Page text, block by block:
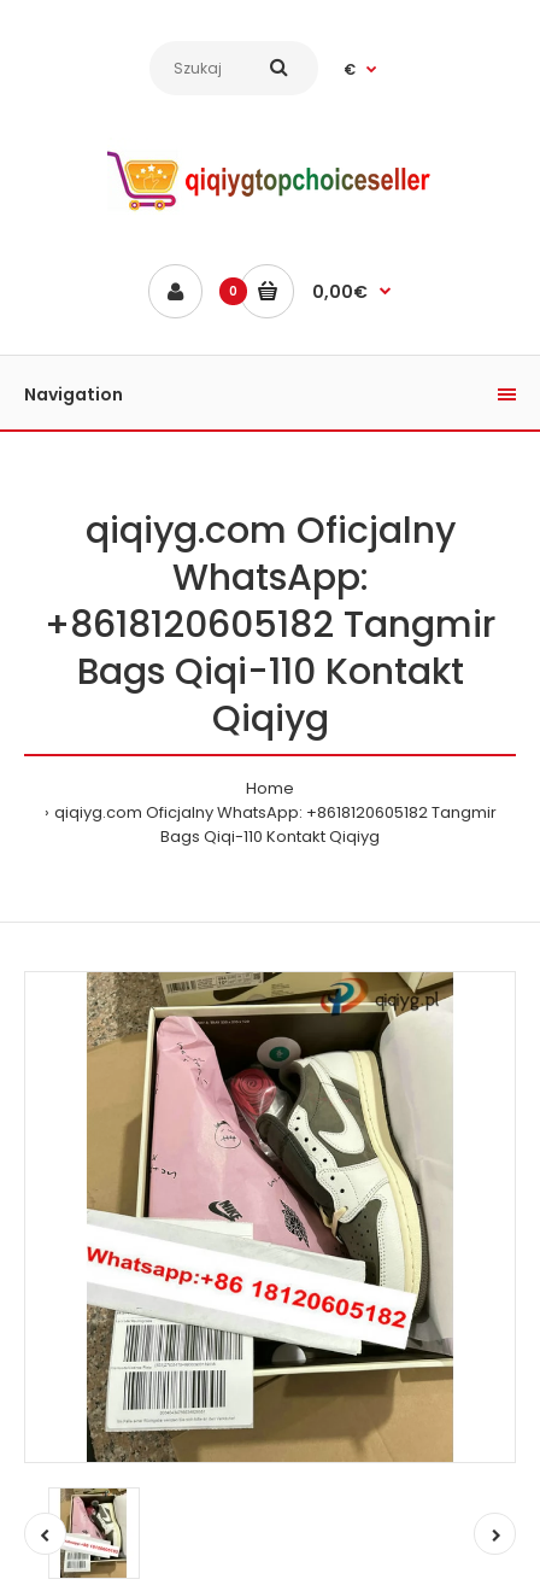
€
0 0,00€
Navigation
qiqiyg.com Oficjalny
WhatsApp:
+8618120605182 Tangmir
Bags Qiqi-110 Kontakt
Qiqiyg
Home
qiqiyg.com Oficjalny WhatsApp: +8618120605182 Tangmir
Bags Qiqi-110 Kontakt Qiqiyg